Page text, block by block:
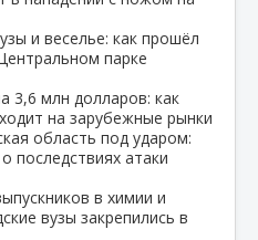
и веселье: как прошёл
парке
3,6 млн долларов: как
на зарубежные рынки
область под ударом:
последствиях атаки
в химии и
вузы закрепились в